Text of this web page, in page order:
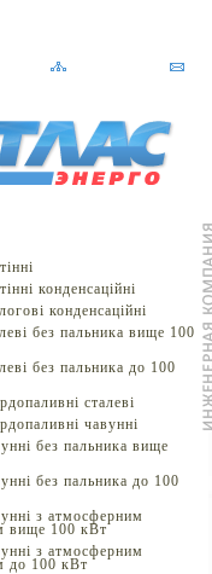
конденсаційні
конденсаційні
без пальника вище 100
без пальника до 100
сталеві
чавунні
без пальника вище
без пальника до 100
з атмосферним
вище 100 кВт
з атмосферним
до 100 кВт